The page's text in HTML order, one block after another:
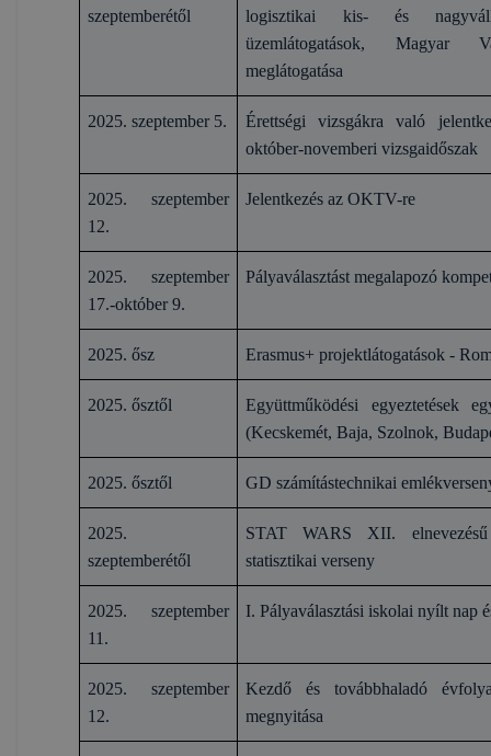
szeptemberétől
logisztikai kis- és
üzemlátogatások, Magyar
meglátogatása
2025. szeptember 5.
Érettségi vizsgákra való
október-novemberi vizsgaidőszak
2025. szeptember
12.
Jelentkezés az OKTV-re
2025. szeptember
17.-október 9.
Pályaválasztást megalapozó
2025. ősz Erasmus+ projektlátogatások -
2025. ősztől
Együttműködési egyeztetések
(Kecskemét, Baja, Szolnok,
2025. ősztől GD számítástechnikai
2025.
szeptemberétől
STAT WARS XII. elnevezésű
statisztikai verseny
2025. szeptember
11.
I. Pályaválasztási iskolai nyílt nap
2025. szeptember
12.
Kezdő és továbbhaladó
megnyitása